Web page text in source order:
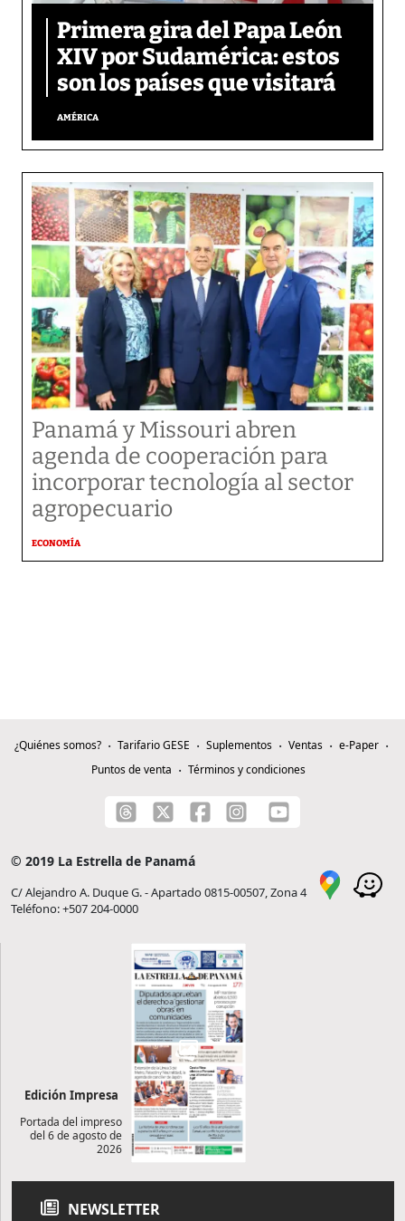
Primera gira del Papa León
XIV por Sudamérica: estos
son los países que visitará
AMÉRICA
Panamá y Missouri abren
agenda de cooperación para
incorporar tecnología al sector
agropecuario
ECONOMÍA
¿Quiénes somos? Tarifario GESE Suplementos Ventas
e-Paper
Puntos de venta
Términos y condiciones
© 2019 La Estrella de Panamá
C/ Alejandro A. Duque G. - Apartado 0815-00507, Zona 4
Teléfono: +507 204-0000
Edición Impresa
Portada del impreso
del 6 de agosto de
2026
NEWSLETTER